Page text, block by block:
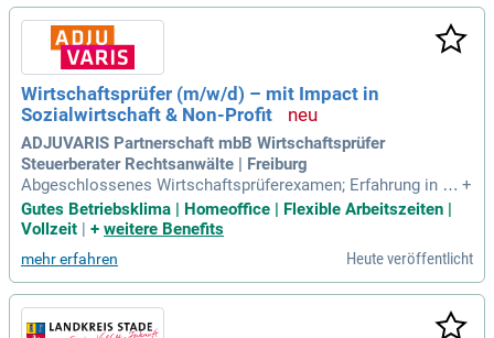
Wirtschaftsprüfer (m/w/d) – mit Impact in
Sozialwirtschaft & Non-Profit
ADJUVARIS Partnerschaft mbB Wirtschaftsprüfer
Steuerberater Rechtsanwälte | Freiburg
Abgeschlossenes Wirtschaftsprüferexamen; Erfahrung in de
r Wirtschaftsprüfung, idealerweise – aber nicht zwingend –
mit Mandaten aus der Sozialwirtschaft, Gesundheitswirtsch
Mandatsbetreuung; Analytische
+
Gutes Betriebsklima | Homeoffice | Flexible Arbeitszeiten |
Vollzeit
+ weitere Benefits
mehr erfahren Heute veröffentlicht